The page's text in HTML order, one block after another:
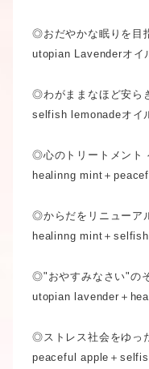
◎おだやかな眠りを目
utopian Lavenderオイ
◎わがままなほど安ら
selfish lemonadeオイ
◎心のトリートメント
healinng mint＋
◎からだをリニューア
healinng mint＋
◎"おやすみなさい"の
utopian lavender＋
◎ストレス社会をゆっ
peaceful apple＋